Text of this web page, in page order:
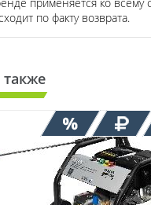
по факту возврата.